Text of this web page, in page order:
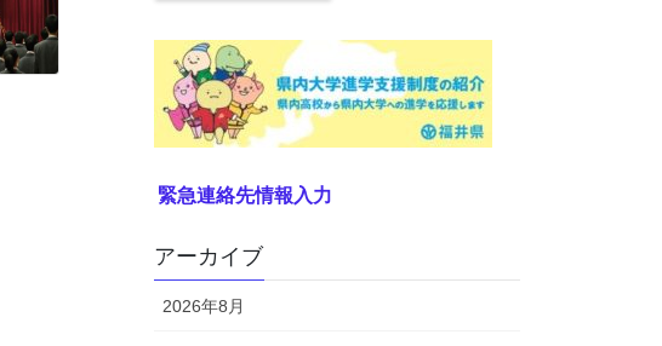
緊急連絡先情報入力
アーカイブ
2026年8月